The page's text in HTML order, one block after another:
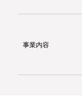
事業内容